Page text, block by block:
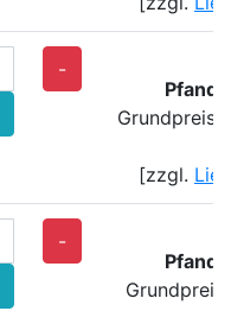
-
Pfand:
Grundpreis:
[zzgl.
-
Pfand: